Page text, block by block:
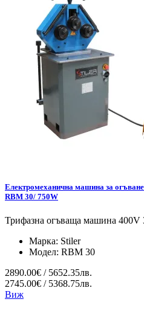
Електромеханична машина за
RBM 30/ 750W
Трифазна огъваща машина 400V
Марка: Stiler
Модел: RBM 30
2890.00€ / 5652.35лв.
2745.00€ / 5368.75лв.
Виж